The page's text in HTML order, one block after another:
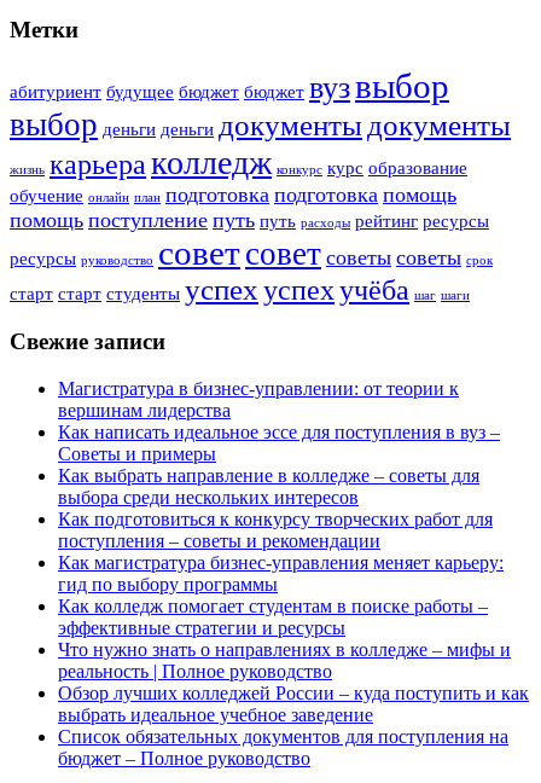
Метки
абитуриент будущее бюджет бюджет вузвыбор
выбор деньги деньги документы документы
жизнь карьера колледж конкурс курс образование
обучение онлайн план подготовка подготовка помощь
помощь поступление путь путь расходы рейтинг ресурсы
ресурсы руководство советсовет советы советы срок
старт старт студенты успехуспехучёба шаг шаги
Свежие записи
Магистратура в бизнес-управлении: от теории к
вершинам лидерства
Как написать идеальное эссе для поступления в вуз –
Советы и примеры
Как выбрать направление в колледже – советы для
выбора среди нескольких интересов
Как подготовиться к конкурсу творческих работ для
поступления – советы и рекомендации
Как магистратура бизнес-управления меняет карьеру:
гид по выбору программы
Как колледж помогает студентам в поиске работы –
эффективные стратегии и ресурсы
Что нужно знать о направлениях в колледже – мифы и
реальность | Полное руководство
Обзор лучших колледжей России – куда поступить и как
выбрать идеальное учебное заведение
Список обязательных документов для поступления на
бюджет – Полное руководство